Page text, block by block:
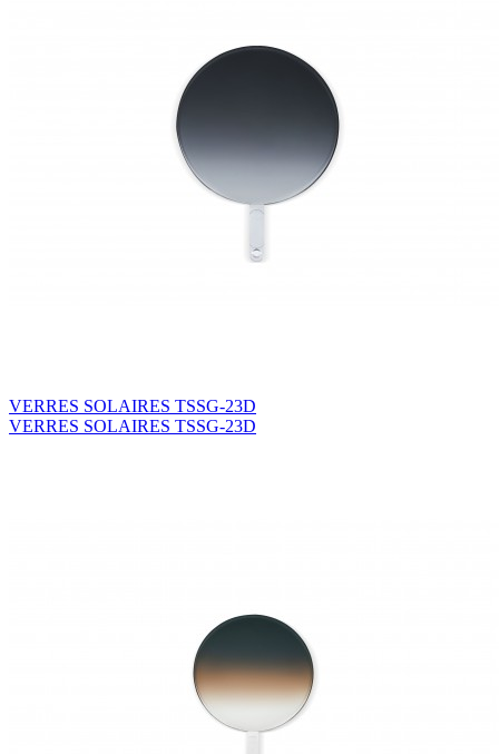
VERRES SOLAIRES TSSG-23D
VERRES SOLAIRES TSSG-23D